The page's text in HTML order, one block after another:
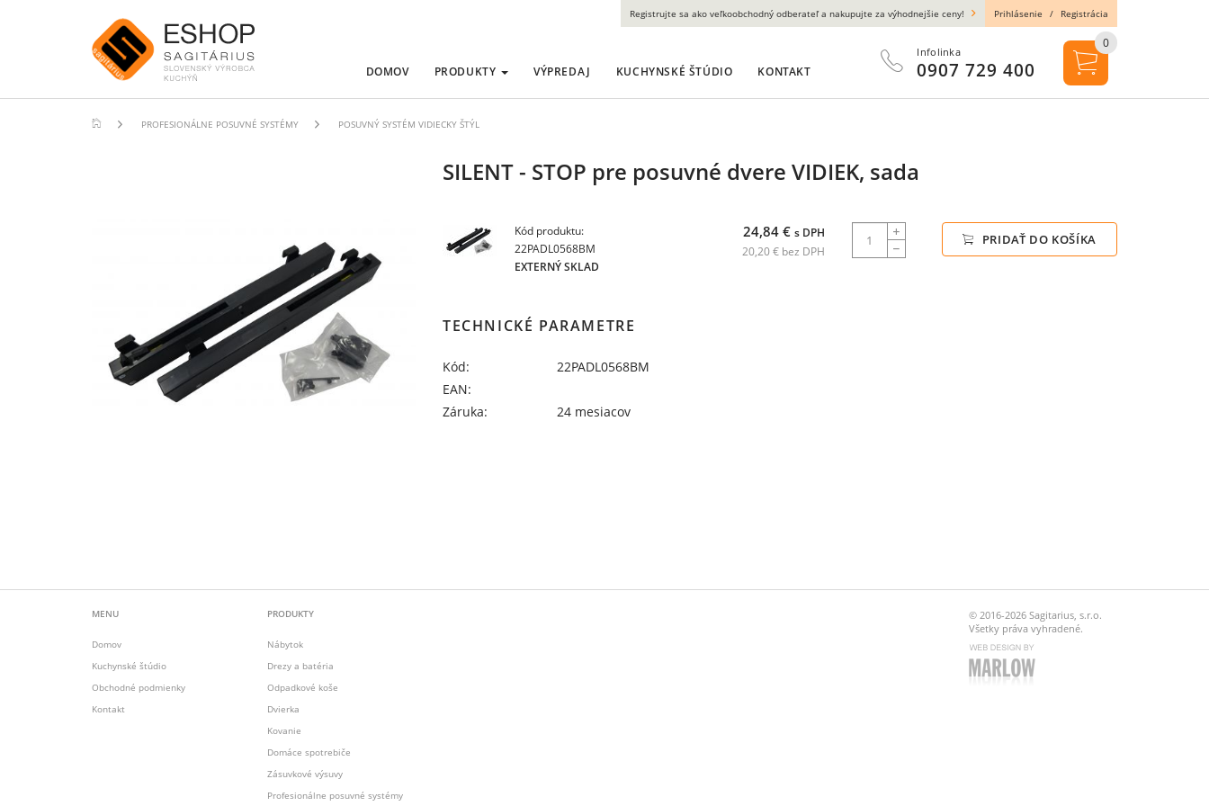
PROFESIONÁLNE POSUVNÉ SYSTÉMY POSUVNÝ SYSTÉM VIDIECKY ŠTÝL
SILENT - STOP pre posuvné dvere VIDIEK, sada
Kód produktu:
22PADL0568BM
EXTERNÝ SKLAD
24,84 € s DPH
20,20 € bez DPH
PRIDAŤ DO KOŠÍKA
TECHNICKÉ PARAMETRE
Kód:
22PADL0568BM
EAN:
Záruka:
24 mesiacov
MENU
Domov
Kuchynské štúdio
Obchodné podmienky
Kontakt
PRODUKTY
Nábytok
Drezy a batéria
Odpadkové koše
Dvierka
Kovanie
Domáce spotrebiče
Zásuvkové výsuvy
Profesionálne posuvné systémy
© 2016-2026 Sagitarius, s.r.o.
Všetky práva vyhradené.
Registrujte sa ako veľkoobchodný odberateľ a nakupujte za výhodnejšie ceny! Prihlásenie / Registrácia
DOMOV PRODUKTY VÝPREDAJ KUCHYNSKÉ ŠTÚDIO KONTAKT
Infolinka
0907 729 400
0